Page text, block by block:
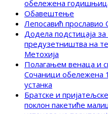
обележена
Обавештење
Лепосавић прославио
Додела подстицаја
предузетништва на
Метохија
Полагањем венаца и
Сочаници обележена
устанка
Братске и
поклон пакетиће